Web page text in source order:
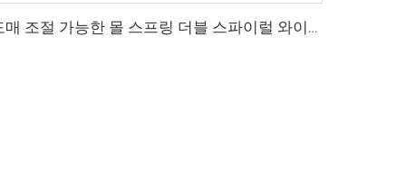
도매 조절 가능한 몰 스프링 더블 스파이럴 와이어 스테인레스 스틸 토크 스프링